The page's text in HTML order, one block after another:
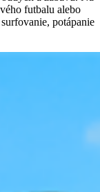
futbalu alebo
potápanie